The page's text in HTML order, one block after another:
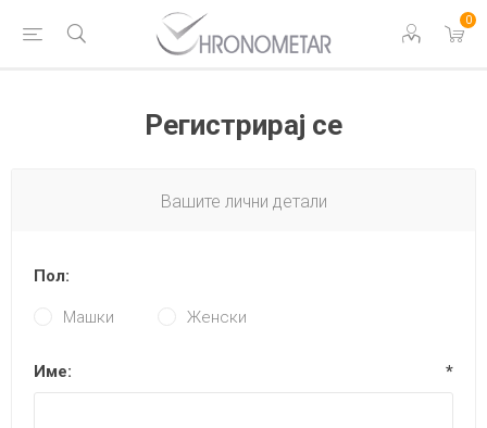
0
Регистрирај се
Вашите лични детали
Пол:
Машки Женски
Име: *